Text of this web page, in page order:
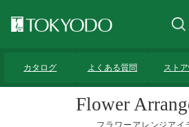
カタログ よくある質問 スト
Flower
フラワーアレンジアイ